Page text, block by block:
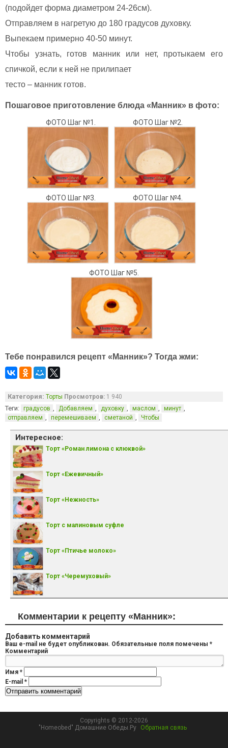
(подойдет форма диаметром 24-26см).
Отправляем в нагретую до 180 градусов духовку.
Выпекаем примерно 40-50 минут.
Чтобы узнать, готов манник или нет, протыкаем его
спичкой, если к ней не прилипает
тесто – манник готов.
Пошаговое приготовление блюда «Манник» в фото:
ФОТО Шаг №1. ФОТО Шаг №2.
ФОТО Шаг №3. ФОТО Шаг №4.
ФОТО Шаг №5.
Тебе понравился рецепт «Манник»? Тогда жми:
Категория: Торты Просмотров: 1 940
Теги: градусов Добавляем духовку маслом минут
отправляем перемешиваем сметаной Чтобы
Интересное:
Торт «Роман лимона с клюквой»
Торт «Ежевичный»
Торт «Нежность»
Торт с малиновым суфле
Торт «Птичье молоко»
Торт «Черемуховый»
Комментарии к рецепту «Манник»:
Добавить комментарий
Ваш e-mail не будет опубликован. Обязательные поля помечены *
Комментарий
Имя *
E-mail *
Copyrights © 2012-2026
"Homeobed" Домашние Обеды.Ру
Обратная связь